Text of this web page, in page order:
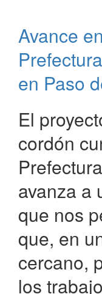
calles
Libertad
y
de
Avance
en Paso
El
cordón
avanza a
que nos
que, en
cercano,
los